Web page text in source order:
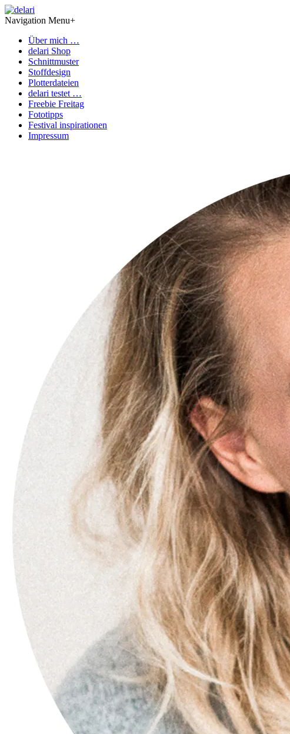
Navigation Menu+
Über mich …
delari Shop
Schnittmuster
Stoffdesign
Plotterdateien
delari testet …
Freebie Freitag
Fototipps
Festival inspirationen
Impressum